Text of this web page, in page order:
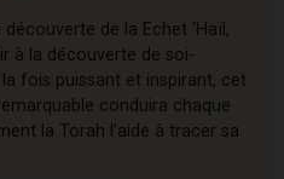
découverte de la Echet ‘Haïl,
à la découverte de soi-
fois puissant et inspirant, cet
conduira chaque
la Torah l’aide à tracer sa